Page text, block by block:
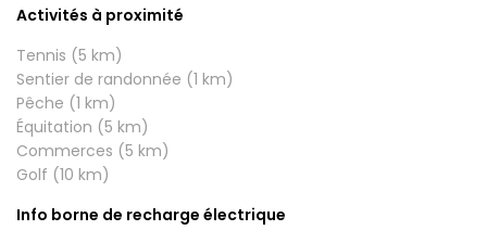
Activités à proximité
Tennis (5 km)
Sentier de randonnée (1 km)
Pêche (1 km)
Équitation (5 km)
Commerces (5 km)
Golf (10 km)
Info borne de recharge électrique